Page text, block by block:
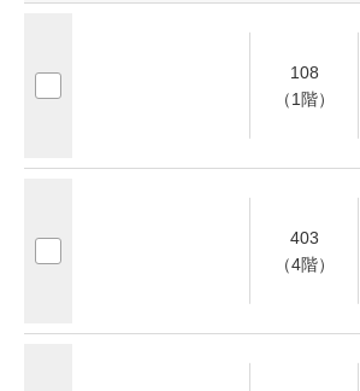
108
（1階）
403
（4階）